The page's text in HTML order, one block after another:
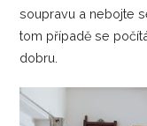
soupravu a nebojte
tom případě se
dobru.